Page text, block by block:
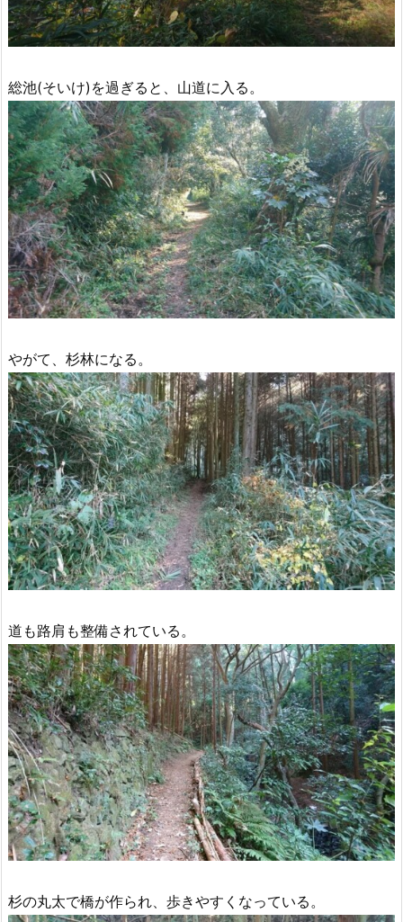
総池(そいけ)を過ぎると、山道に入る。
やがて、杉林になる。
道も路肩も整備されている。
杉の丸太で橋が作られ、歩きやすくなっている。